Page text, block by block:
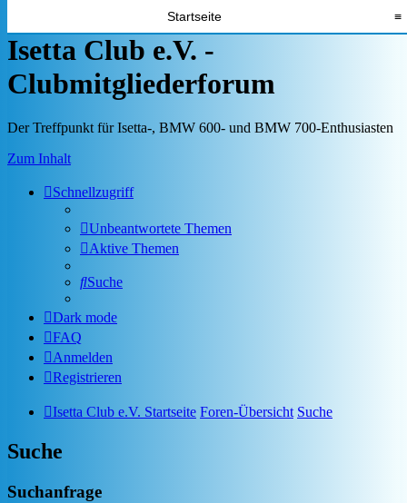
Startseite ≡
Isetta Club e.V. -
Clubmitgliederforum
Der Treffpunkt für Isetta-, BMW 600- und BMW 700-Enthusiasten
Zum Inhalt
Schnellzugriff
Unbeantwortete Themen
Aktive Themen
Suche
Dark mode
FAQ
Anmelden
Registrieren
Isetta Club e.V. Startseite Foren-Übersicht Suche
Suche
Suchanfrage